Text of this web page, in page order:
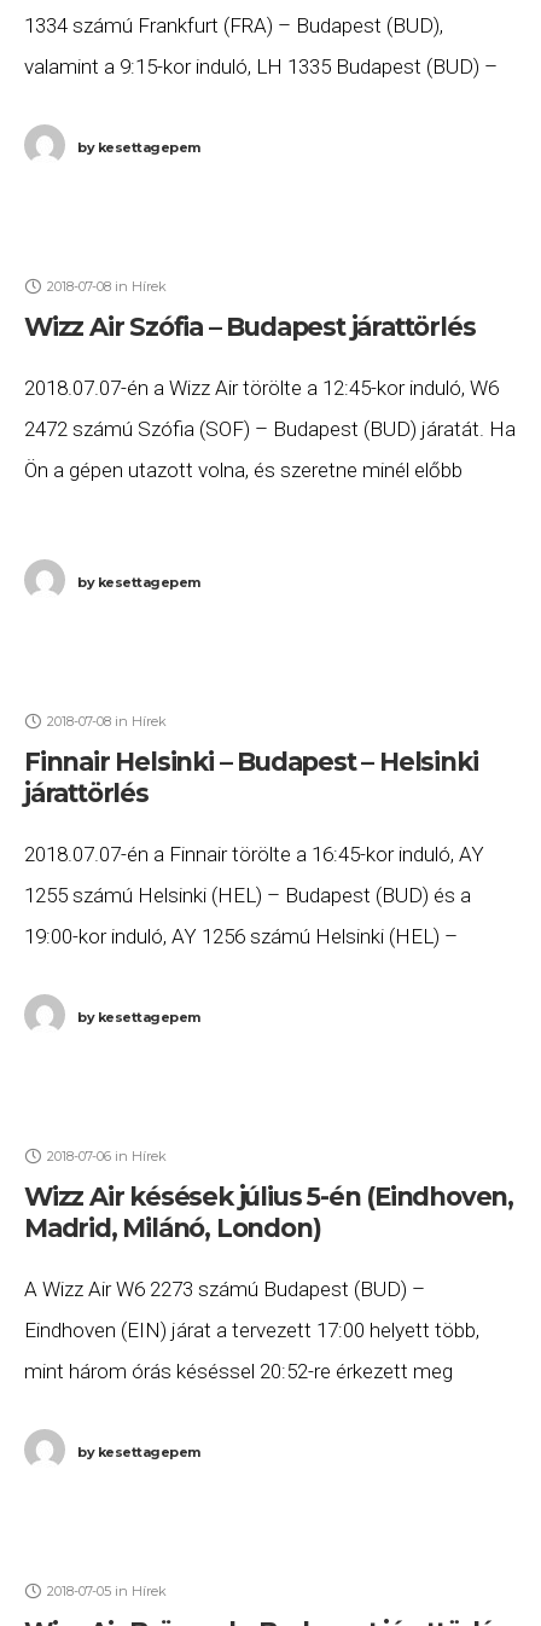
1334 számú Frankfurt (FRA) – Budapest (BUD),
valamint a 9:15-kor induló, LH 1335 Budapest (BUD) –
bykesettagepem
2018-07-08 in Hírek
Wizz Air Szófia – Budapest járattörlés
2018.07.07-én a Wizz Air törölte a 12:45-kor induló, W6
2472 számú Szófia (SOF) – Budapest (BUD) járatát. Ha
Ön a gépen utazott volna, és szeretne minél előbb
bykesettagepem
2018-07-08 in Hírek
Finnair Helsinki – Budapest – Helsinki
járattörlés
2018.07.07-én a Finnair törölte a 16:45-kor induló, AY
1255 számú Helsinki (HEL) – Budapest (BUD) és a
19:00-kor induló, AY 1256 számú Helsinki (HEL) –
bykesettagepem
2018-07-06 in Hírek
Wizz Air késések július 5-én (Eindhoven,
Madrid, Milánó, London)
A Wizz Air W6 2273 számú Budapest (BUD) –
Eindhoven (EIN) járat a tervezett 17:00 helyett több,
mint három órás késéssel 20:52-re érkezett meg
bykesettagepem
2018-07-05 in Hírek